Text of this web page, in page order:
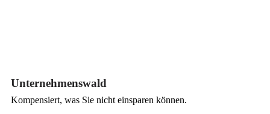
Unternehmenswald
Kompensiert, was Sie nicht einsparen können.